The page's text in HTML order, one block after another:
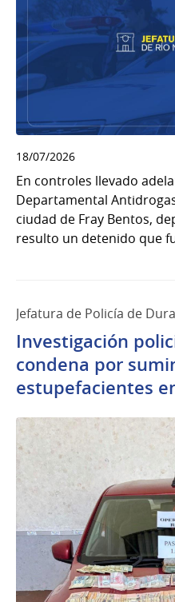
18/07/2026
En controles llevado
Departamental
ciudad de Fray Bentos,
resulto un detenido que
Jefatura de Policía de
Investigación
condena por
estupefacientes